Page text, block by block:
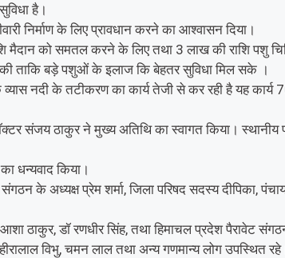
है।
निर्माण के लिए प्रावधान करने का आश्वासन दिया।
मैदान को समतल करने के लिए तथा 3 लाख की राशि पशु
की ताकि बड़े पशुओं के इलाज कि बेहतर सुविधा मिल सके ।
नदी के तटीकरण का कार्य तेजी से कर रही है यह कार्य
संजय ठाकुर ने मुख्य अतिथि का स्वागत किया। स्थानीय
धन्यवाद किया।
के अध्यक्ष प्रेम शर्मा, जिला परिषद सदस्य दीपिका,
ठाकुर, डॉ रणधीर सिंह, तथा हिमाचल प्रदेश पैरावेट
विभु, चमन लाल तथा अन्य गणमान्य लोग उपस्थित